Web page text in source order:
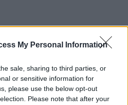
My Personal Information
sale, sharing to third parties, or
or sensitive information for
please use the below opt-out
Please note that after your